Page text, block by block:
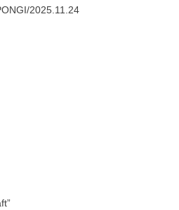
2025.11.24